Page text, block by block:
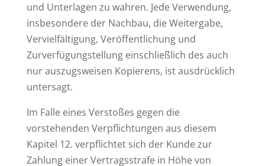
und Unterlagen zu wahren. Jede Verwendung,
insbesondere der Nachbau, die Weitergabe,
Vervielfältigung, Veröffentlichung und
Zurverfügungstellung einschließlich des auch
nur auszugsweisen Kopierens, ist ausdrücklich
untersagt.
Im Falle eines Verstoßes gegen die
vorstehenden Verpflichtungen aus diesem
Kapitel 12. verpflichtet sich der Kunde zur
Zahlung einer Vertragsstrafe in Höhe von